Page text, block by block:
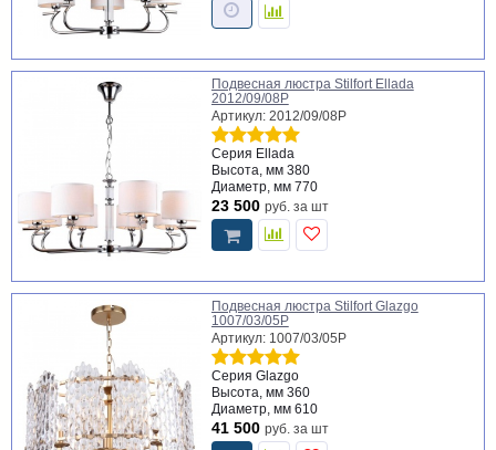
Подвесная люстра Stilfort Ellada
2012/09/08P
Артикул: 2012/09/08P
Серия Ellada
Высота, мм 380
Диаметр, мм 770
23 500 руб. за шт
Подвесная люстра Stilfort Glazgo
1007/03/05P
Артикул: 1007/03/05P
Серия Glazgo
Высота, мм 360
Диаметр, мм 610
41 500 руб. за шт